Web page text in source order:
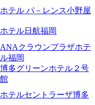
ホテル パ－レンス小野屋
ホテル日航福岡
ANAクラウンプラザホテ
ル福岡
博多グリーンホテル２号
館
ホテルセントラーザ博多